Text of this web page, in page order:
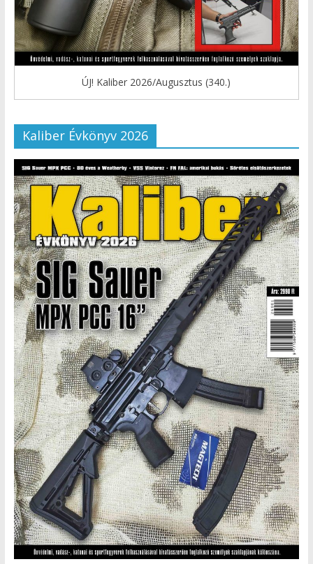
ÚJ! Kaliber 2026/Augusztus (340.)
Kaliber Évkönyv 2026